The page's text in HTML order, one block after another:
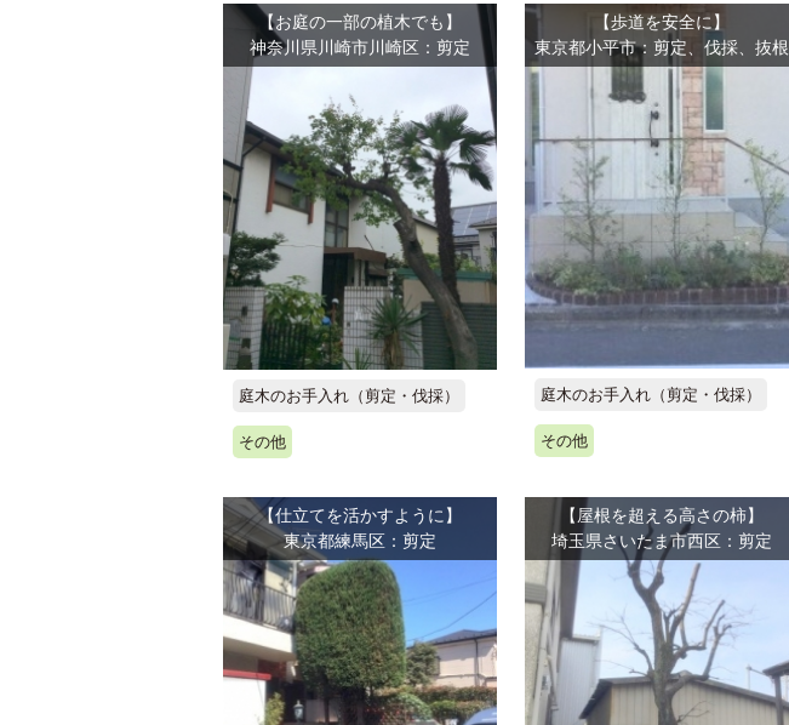
【お庭の一部の植木でも】
神奈川県川崎市川崎区：剪定
庭木のお手入れ（剪定・伐採）
その他
【歩道を安全に】
東京都小平市：剪定、伐採、抜根
庭木のお手入れ（剪定・伐採）
その他
【仕立てを活かすように】
東京都練馬区：剪定
【屋根を超える高さの柿】
埼玉県さいたま市西区：剪定